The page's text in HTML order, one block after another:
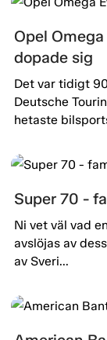
Opel
dopade sig
Det var tidigt
Deutsche
hetaste
Super 70 -
Ni vet väl vad
avslöjas av
av Sveri...